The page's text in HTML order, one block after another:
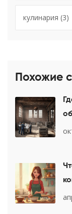
кулинария (3)
Похожие